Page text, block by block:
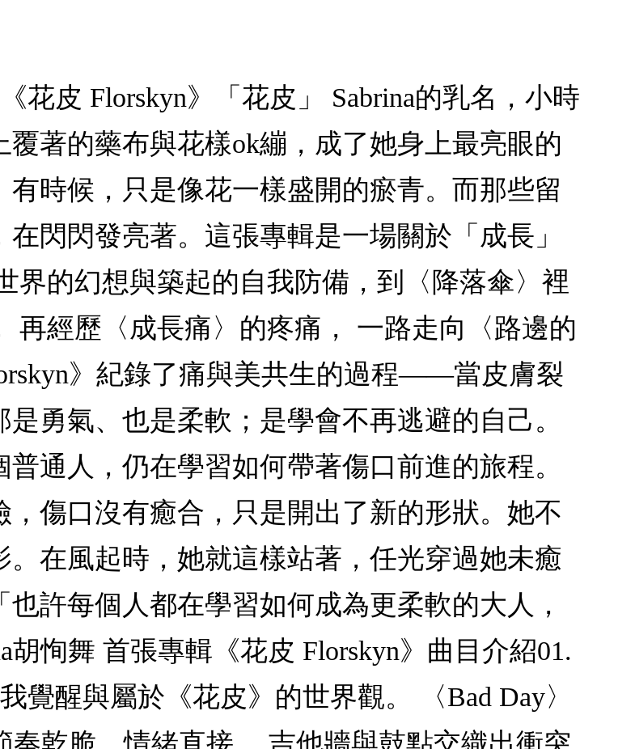
花皮 Florskyn》「花皮」 Sabrina的乳名，小時
著的藥布與花樣ok繃，成了她身上最亮眼的
時候，只是像花一樣盛開的瘀青。而那些留
閃閃發亮著。這張專輯是一場關於「成長」
界的幻想與築起的自我防備，到〈降落傘〉裡
再經歷〈成長痛〉的疼痛， 一路走向〈路邊的
》紀錄了痛與美共生的過程——當皮膚裂
勇氣、也是柔軟；是學會不再逃避的自己。
通人，仍在學習如何帶著傷口前進的旅程。
傷口沒有癒合，只是開出了新的形狀。她不
在風起時，她就這樣站著，任光穿過她未癒
許每個人都在學習如何成為更柔軟的大人，
恂舞 首張專輯《花皮 Florskyn》曲目介紹01.
覺醒與屬於《花皮》的世界觀。 〈Bad Day〉